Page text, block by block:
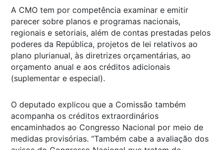
A CMO tem por competência examinar e emitir
parecer sobre planos e programas nacionais,
regionais e setoriais, além de contas prestadas pelos
poderes da República, projetos de lei relativos ao
plano plurianual, às diretrizes orçamentárias, ao
orçamento anual e aos créditos adicionais
(suplementar e especial).
O deputado explicou que a Comissão também
acompanha os créditos extraordinários
encaminhados ao Congresso Nacional por meio de
medidas provisórias. “Também cabe a avaliação dos